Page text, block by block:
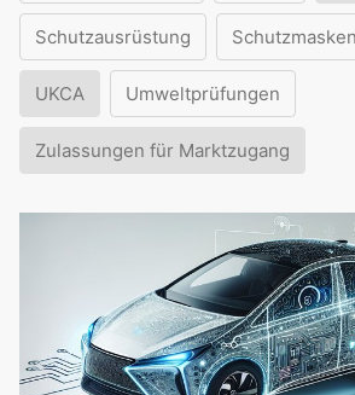
Schutzausrüstung Schutzmasken
UKCA Umweltprüfungen
Zulassungen für Marktzugang